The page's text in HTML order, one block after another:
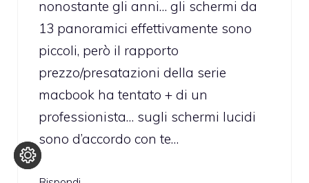
nonostante gli anni… gli schermi da
13 panoramici effettivamente sono
piccoli, però il rapporto
prezzo/presatazioni della serie
macbook ha tentato + di un
professionista… sugli schermi lucidi
sono d’accordo con te…